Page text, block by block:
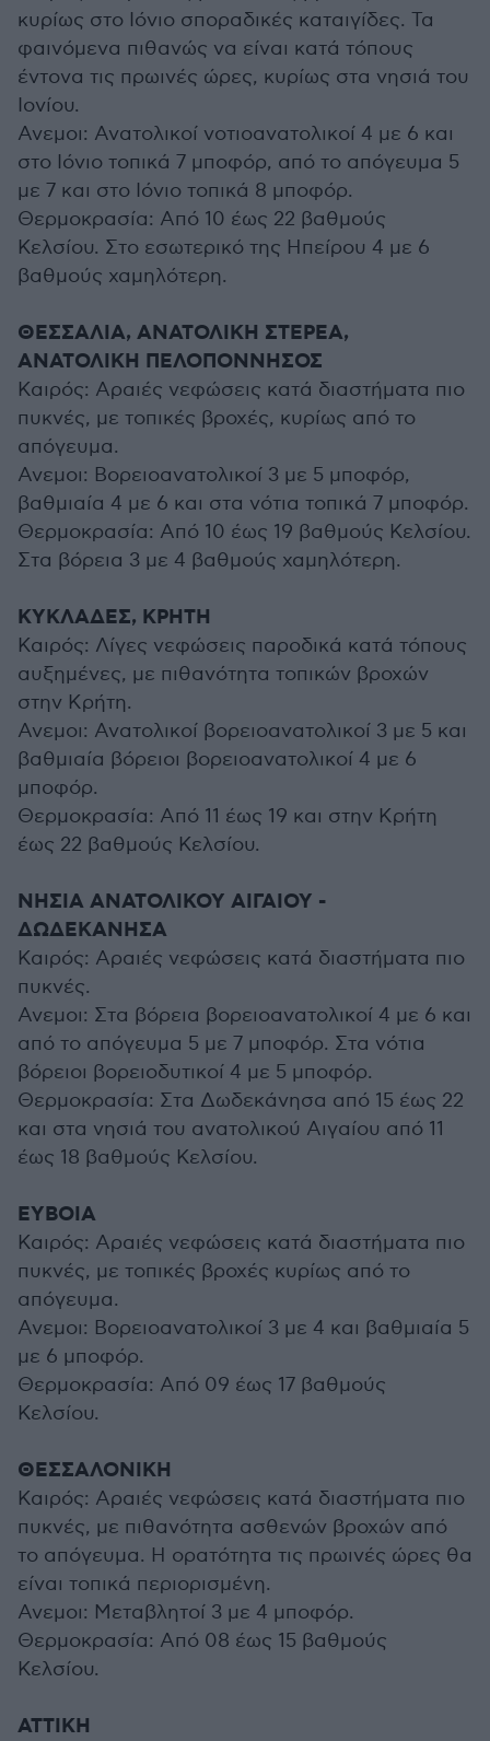
κυρίως στο Ιόνιο σποραδικές καταιγίδες. Τα
φαινόμενα πιθανώς να είναι κατά τόπους
έντονα τις πρωινές ώρες, κυρίως στα νησιά του
Ιονίου.
Ανεμοι: Ανατολικοί νοτιοανατολικοί 4 με 6 και
στο Ιόνιο τοπικά 7 μποφόρ, από το απόγευμα 5
με 7 και στο Ιόνιο τοπικά 8 μποφόρ.
Θερμοκρασία: Από 10 έως 22 βαθμούς
Κελσίου. Στο εσωτερικό της Ηπείρου 4 με 6
βαθμούς χαμηλότερη.
ΘΕΣΣΑΛΙΑ, ΑΝΑΤΟΛΙΚΗ ΣΤΕΡΕΑ,
ΑΝΑΤΟΛΙΚΗ ΠΕΛΟΠΟΝΝΗΣΟΣ
Καιρός: Αραιές νεφώσεις κατά διαστήματα πιο
πυκνές, με τοπικές βροχές, κυρίως από το
απόγευμα.
Ανεμοι: Βορειοανατολικοί 3 με 5 μποφόρ,
βαθμιαία 4 με 6 και στα νότια τοπικά 7 μποφόρ.
Θερμοκρασία: Από 10 έως 19 βαθμούς Κελσίου.
Στα βόρεια 3 με 4 βαθμούς χαμηλότερη.
ΚΥΚΛΑΔΕΣ, ΚΡΗΤΗ
Καιρός: Λίγες νεφώσεις παροδικά κατά τόπους
αυξημένες, με πιθανότητα τοπικών βροχών
στην Κρήτη.
Ανεμοι: Ανατολικοί βορειοανατολικοί 3 με 5 και
βαθμιαία βόρειοι βορειοανατολικοί 4 με 6
μποφόρ.
Θερμοκρασία: Από 11 έως 19 και στην Κρήτη
έως 22 βαθμούς Κελσίου.
ΝΗΣΙΑ ΑΝΑΤΟΛΙΚΟΥ ΑΙΓΑΙΟΥ -
ΔΩΔΕΚΑΝΗΣΑ
Καιρός: Αραιές νεφώσεις κατά διαστήματα πιο
πυκνές.
Ανεμοι: Στα βόρεια βορειοανατολικοί 4 με 6 και
από το απόγευμα 5 με 7 μποφόρ. Στα νότια
βόρειοι βορειοδυτικοί 4 με 5 μποφόρ.
Θερμοκρασία: Στα Δωδεκάνησα από 15 έως 22
και στα νησιά του ανατολικού Αιγαίου από 11
έως 18 βαθμούς Κελσίου.
ΕΥΒΟΙΑ
Καιρός: Αραιές νεφώσεις κατά διαστήματα πιο
πυκνές, με τοπικές βροχές κυρίως από το
απόγευμα.
Ανεμοι: Βορειοανατολικοί 3 με 4 και βαθμιαία 5
με 6 μποφόρ.
Θερμοκρασία: Από 09 έως 17 βαθμούς
Κελσίου.
ΘΕΣΣΑΛΟΝΙΚΗ
Καιρός: Αραιές νεφώσεις κατά διαστήματα πιο
πυκνές, με πιθανότητα ασθενών βροχών από
το απόγευμα. Η ορατότητα τις πρωινές ώρες θα
είναι τοπικά περιορισμένη.
Ανεμοι: Μεταβλητοί 3 με 4 μποφόρ.
Θερμοκρασία: Από 08 έως 15 βαθμούς
Κελσίου.
ΑΤΤΙΚΗ